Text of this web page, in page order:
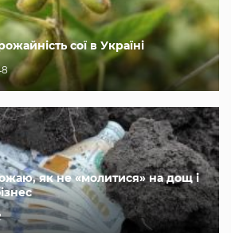
сої в Україні
як не «молитися» на дощ і